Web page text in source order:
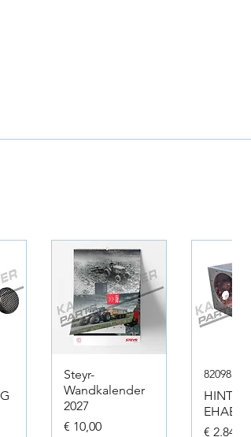
Steyr-
Wandkalender
2027
Preis
€ 10,00
Preis
€